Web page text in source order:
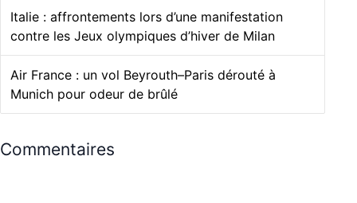
Italie : affrontements lors d’une manifestation
contre les Jeux olympiques d’hiver de Milan
Air France : un vol Beyrouth–Paris dérouté à
Munich pour odeur de brûlé
Commentaires